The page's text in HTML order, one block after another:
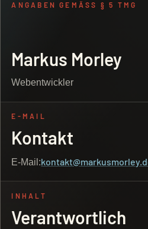
ANGABEN GEMÄSS § 5 TMG
Markus Morley
Webentwickler
E-MAIL
Kontakt
E-Mail:
INHALT
Verantwortlich